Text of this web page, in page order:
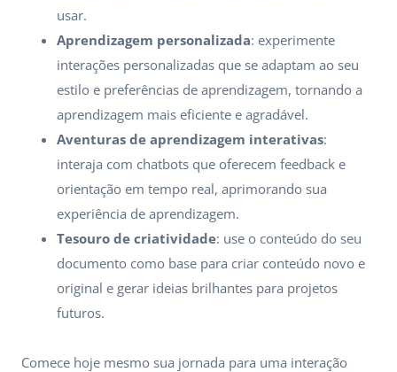
usar.
Aprendizagem personalizada: experimente
interações personalizadas que se adaptam ao seu
estilo e preferências de aprendizagem, tornando a
aprendizagem mais eficiente e agradável.
Aventuras de aprendizagem interativas:
interaja com chatbots que oferecem feedback e
orientação em tempo real, aprimorando sua
experiência de aprendizagem.
Tesouro de criatividade: use o conteúdo do seu
documento como base para criar conteúdo novo e
original e gerar ideias brilhantes para projetos
futuros.
Comece hoje mesmo sua jornada para uma interação